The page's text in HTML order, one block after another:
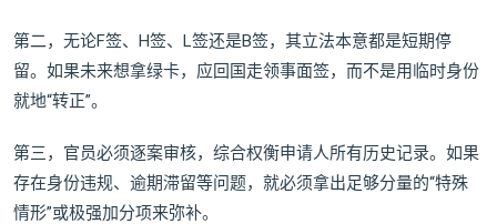
第二，无论F签、H签、L签还是B签，其立法本意都是短期停
留。如果未来想拿绿卡，应回国走领事面签，而不是用临时身份
就地“转正”。
第三，官员必须逐案审核，综合权衡申请人所有历史记录。如果
存在身份违规、逾期滞留等问题，就必须拿出足够分量的“特殊
情形”或极强加分项来弥补。